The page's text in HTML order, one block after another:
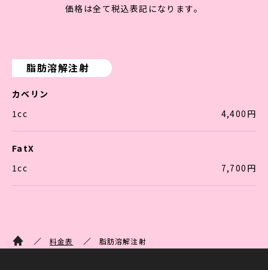
価格は全て税込表記になります。
脂肪溶解注射
カベリン
1cc
4,400円
FatX
1cc
7,700円
料金表 脂肪溶解注射